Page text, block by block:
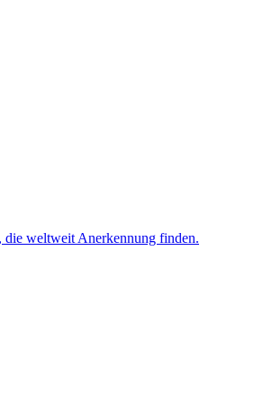
die weltweit Anerkennung finden.